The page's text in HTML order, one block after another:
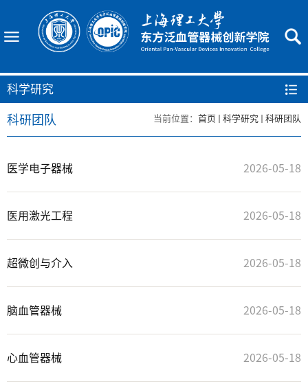
科学研究
当前位置： 首页 科学研究 科研团队
科研团队
医学电子器械 2026-05-18
医用激光工程 2026-05-18
超微创与介入 2026-05-18
脑血管器械 2026-05-18
心血管器械 2026-05-18